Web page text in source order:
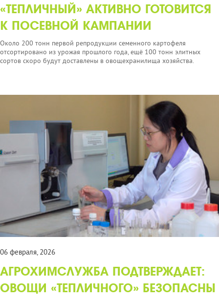
«ТЕПЛИЧНЫЙ» АКТИВНО ГОТОВИТСЯ
К ПОСЕВНОЙ КАМПАНИИ
Около 200 тонн первой репродукции семенного картофеля
отсортировано из урожая прошлого года, ещё 100 тонн элитных
сортов скоро будут доставлены в овощехранилища хозяйства.
06 февраля, 2026
АГРОХИМСЛУЖБА ПОДТВЕРЖДАЕТ:
ОВОЩИ «ТЕПЛИЧНОГО» БЕЗОПАСНЫ